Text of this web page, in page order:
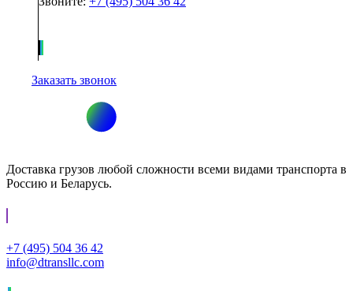
Заказать звонок
Доставка грузов любой сложности всеми видами транспорта в
Россию и Беларусь.
+7 (495) 504 36 42
info@dtransllc.com